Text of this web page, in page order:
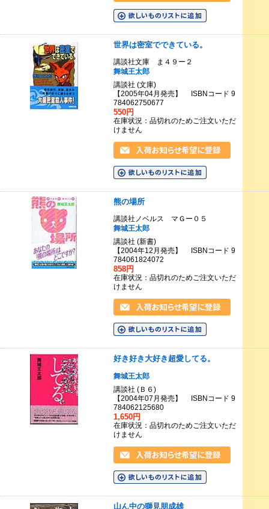
世界は密室でできている。
講談社文庫 ま４９ー２
舞城王太郎
講談社 (文庫)
【2005年04月発売】 ISBNコード 9
784062750677
550円
在庫状況：品切れのためご注文いただ
けません
熊の場所
講談社ノベルス マＧー０５
舞城王太郎
講談社 (新書)
【2004年12月発売】 ISBNコード 9
784061824072
858円
在庫状況：品切れのためご注文いただ
けません
好き好き大好き超愛してる。
舞城王太郎
講談社 (Ｂ６)
【2004年07月発売】 ISBNコード 9
784062125680
1,650円
在庫状況：品切れのためご注文いただ
けません
山ん中の獅見朋成雄